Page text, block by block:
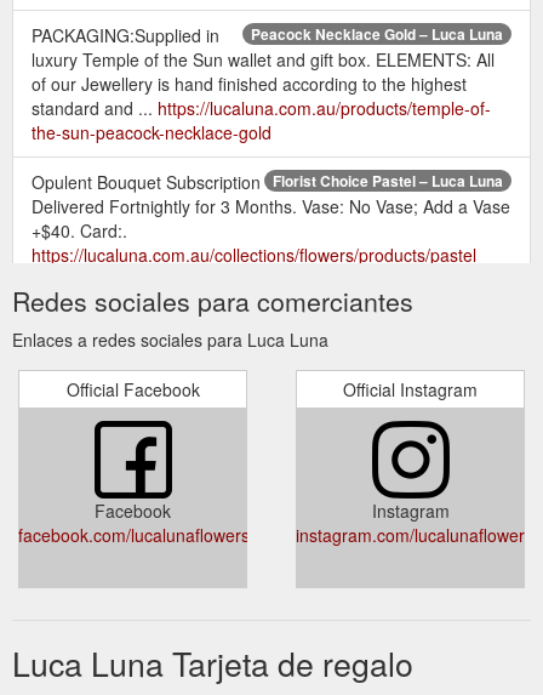
Peacock Necklace Gold – Luca Luna
PACKAGING:Supplied in
luxury Temple of the Sun wallet and gift box. ELEMENTS: All
of our Jewellery is hand finished according to the highest
standard and ... https://lucaluna.com.au/products/temple-of-
the-sun-peacock-necklace-gold
Florist Choice Pastel – Luca Luna
Opulent Bouquet Subscription
Delivered Fortnightly for 3 Months. Vase: No Vase; Add a Vase
+$40. Card:.
https://lucaluna.com.au/collections/flowers/products/pastel
Redes sociales para comerciantes
Enlaces a redes sociales para Luca Luna
Official Facebook
Facebook
facebook.com/lucalunaflowers/
Official Instagram
Instagram
instagram.com/lucalunaflowers/
Luca Luna Tarjeta de regalo